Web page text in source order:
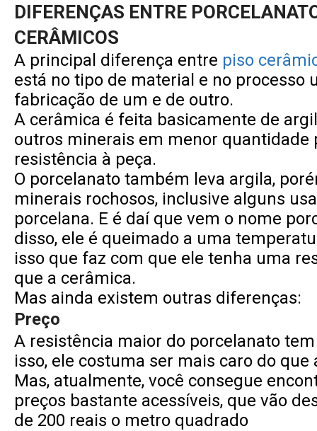
DIFERENÇAS ENTRE
CERÂMICOS
A principal diferença entre piso
está no tipo de material e no processo
fabricação de um e de outro.
A cerâmica é feita basicamente de
outros minerais em menor quantidade
resistência à peça.
O porcelanato também leva argila,
minerais rochosos, inclusive alguns
porcelana. E é daí que vem o nome
disso, ele é queimado a uma
isso que faz com que ele tenha uma
que a cerâmica.
Mas ainda existem outras diferenças:
Preço
A resistência maior do porcelanato
isso, ele costuma ser mais caro do que
Mas, atualmente, você consegue
preços bastante acessíveis, que vão
de 200 reais o metro quadrado